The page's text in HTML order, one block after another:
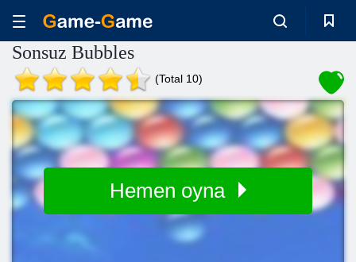
Sonsuz Bubbles
(Total 10)
Hemen oyna